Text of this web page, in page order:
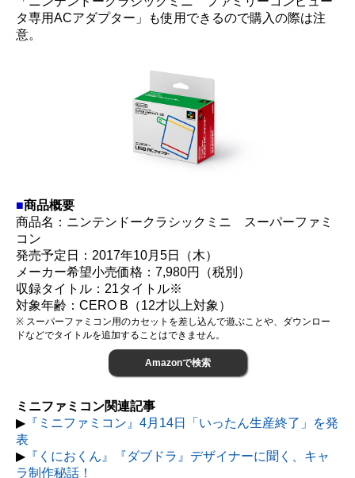
タ専用ACアダプター」も使用できるので購入の際は注
意。
■商品概要
商品名：ニンテンドークラシックミニ スーパーファミ
コン
発売予定日：2017年10月5日（木）
メーカー希望小売価格：7,980円（税別）
収録タイトル：21タイトル※
対象年齢：CERO B（12才以上対象）
※ スーパーファミコン用のカセットを差し込んで遊ぶことや、ダウンロー
ドなどでタイトルを追加することはできません。
Amazonで検索
ミニファミコン関連記事
▶︎ 『ミニファミコン』4月14日「いったん生産終了」を発
表
▶︎ 『くにおくん』『ダブドラ』デザイナーに聞く、キャ
ラ制作秘話！